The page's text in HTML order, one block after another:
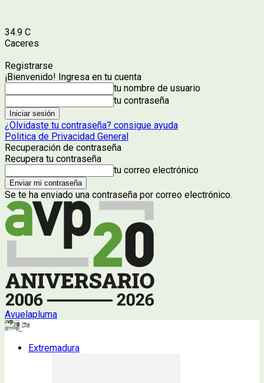
34.9 C
Caceres
Registrarse
¡Bienvenido! Ingresa en tu cuenta
tu nombre de usuario
tu contraseña
¿Olvidaste tu contraseña? consigue ayuda
Politica de Privacidad General
Recuperación de contraseña
Recupera tu contraseña
tu correo electrónico
Se te ha enviado una contraseña por correo electrónico.
Avuelapluma
Extremadura